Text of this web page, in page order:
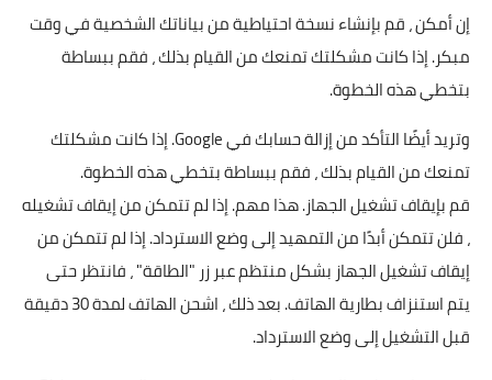
إن أمكن ، قم بإنشاء نسخة احتياطية من بياناتك الشخصية في وقت
مبكر. إذا كانت مشكلتك تمنعك من القيام بذلك ، فقم ببساطة
بتخطي هذه الخطوة.
وتريد أيضًا التأكد من إزالة حسابك في Google. إذا كانت مشكلتك
تمنعك من القيام بذلك ، فقم ببساطة بتخطي هذه الخطوة.
قم بإيقاف تشغيل الجهاز. هذا مهم. إذا لم تتمكن من إيقاف تشغيله
، فلن تتمكن أبدًا من التمهيد إلى وضع الاسترداد. إذا لم تتمكن من
إيقاف تشغيل الجهاز بشكل منتظم عبر زر "الطاقة" ، فانتظر حتى
يتم استنزاف بطارية الهاتف. بعد ذلك ، اشحن الهاتف لمدة 30 دقيقة
قبل التشغيل إلى وضع الاسترداد.